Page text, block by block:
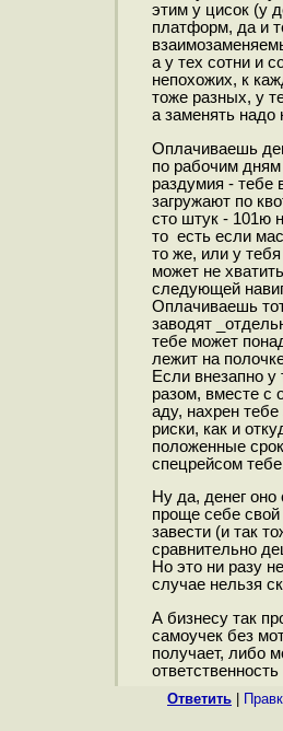
этим у цисок (у
платформ, да и
а у тех сотни и
непохожих, к
тоже разных, у
а заменять надо
Оплачиваешь
по рабочим
раздумия - тебе
загружают по
сто штук - 101ю
то есть если
то же, или у тебя
может не
следующей
Оплачиваешь
заводят
тебе может
лежит на
Если внезапно у
разом, вместе с
аду, нахрен
риски, как и
положенные
спецрейсом тебе
Ну да, денег оно
проще себе
завести (и так
сравнительно
Но это ни разу
случае нельзя
А бизнесу так
самоучек без
получает, либо
Ответить